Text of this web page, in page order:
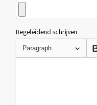
Begeleidend schrijven
Paragraph